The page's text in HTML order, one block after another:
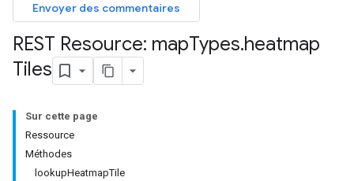
Envoyer des commentaires
REST Resource: mapTypes.heatmap
Tiles
Sur cette page
Ressource
Méthodes
lookupHeatmapTile